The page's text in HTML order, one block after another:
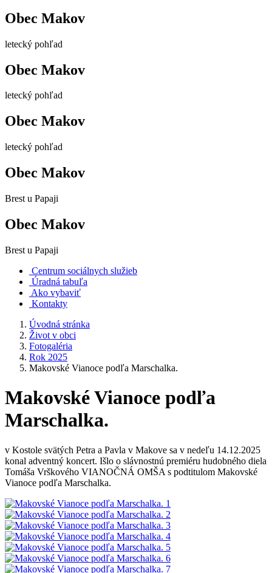
Obec Makov
letecký pohľad
Obec Makov
letecký pohľad
Obec Makov
letecký pohľad
Obec Makov
Brest u Papaji
Obec Makov
Brest u Papaji
Centrum sociálnych služieb
Úradná tabuľa
Ako vybaviť
Kontakty
Úvodná stránka
Život v obci
Fotogaléria
Rok 2025
Makovské Vianoce podľa Marschalka.
Makovské Vianoce podľa
Marschalka.
v Kostole svätých Petra a Pavla v Makove sa v nedeľu 14.12.2025
konal adventný koncert. Išlo o slávnostnú premiéru hudobného diela
Tomáša Vrškového VIANOČNÁ OMŠA s podtitulom Makovské
Vianoce podľa Marschalka.